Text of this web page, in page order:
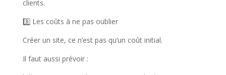
clients.
3️⃣ Les coûts à ne pas oublier
Créer un site, ce n’est pas qu’un coût initial.
Il faut aussi prévoir :